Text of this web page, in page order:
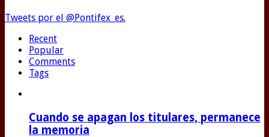
Tweets por el @Pontifex_es.
Recent
Popular
Comments
Tags
Cuando se apagan los titulares, permanece
la memoria